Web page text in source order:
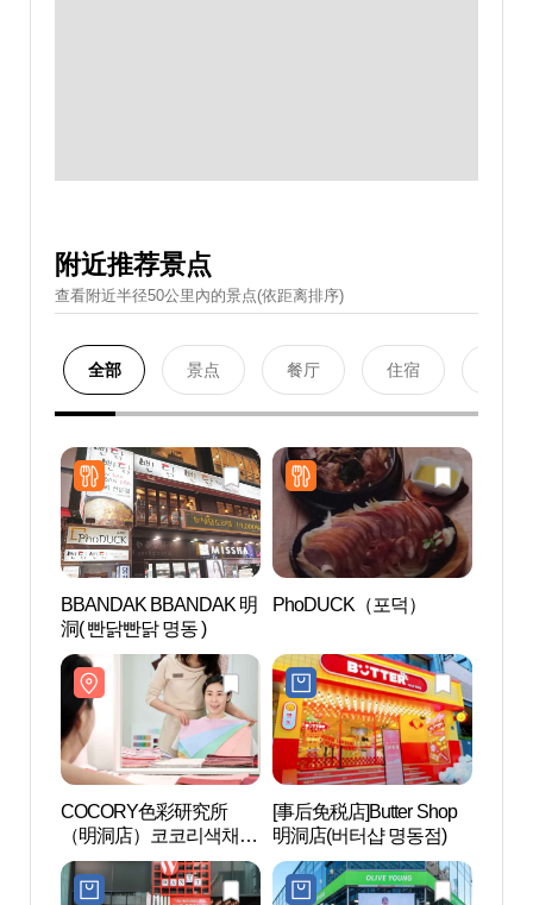
附近推荐景点
查看附近半径50公里內的景点(依距离排序)
全部 景点 餐厅 住宿
BBANDAK BBANDAK 明
洞( 빤닭빤닭 명동 )
PhoDUCK（포덕）
COCORY色彩研究所
（明洞店）코코리색채연
구소(명동점) (외국어사이
트용)
[事后免税店]Butter Shop
明洞店(버터샵 명동점)